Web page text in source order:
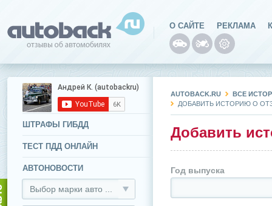
О САЙТЕ РЕКЛАМА
ШТРАФЫ ГИБДД
ТЕСТ ПДД ОНЛАЙН
АВТОНОВОСТИ
Выбор марки авто ...
AUTOBACK.RU
ВСЕ
ДОБАВИТЬ ИСТОРИЮ О
Добавить
Год выпуска